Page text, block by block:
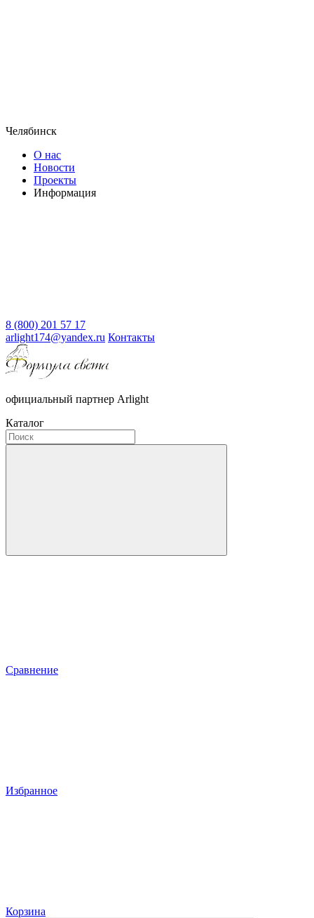
Челябинск
О нас
Новости
Проекты
Информация
8 (800) 201 57 17
arlight174@yandex.ru Контакты
официальный партнер Arlight
Каталог
Сравнение
Избранное
Корзина